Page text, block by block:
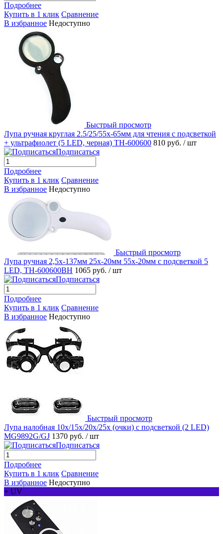
Подробнее
Купить в 1 клик Сравнение
В избранное Недоступно
Быстрый просмотр
Лупа ручная круглая 2.5/25/55x-65мм для чтения с подсветкой
+ ультрафиолет (5 LED, черная) TH-600600 810 руб. / шт
Подписаться
Подробнее
Купить в 1 клик Сравнение
В избранное Недоступно
Быстрый просмотр
Лупа ручная 2,5x-137мм 25x-20мм 55x-20мм с подсветкой 5
LED, TH-600600BH 1065 руб. / шт
Подписаться
Подробнее
Купить в 1 клик Сравнение
В избранное Недоступно
Быстрый просмотр
Лупа налобная 10x/15x/20x/25x (очки) с подсветкой (2 LED)
MG9892G/GJ 1370 руб. / шт
Подписаться
Подробнее
Купить в 1 клик Сравнение
В избранное Недоступно
+ UV